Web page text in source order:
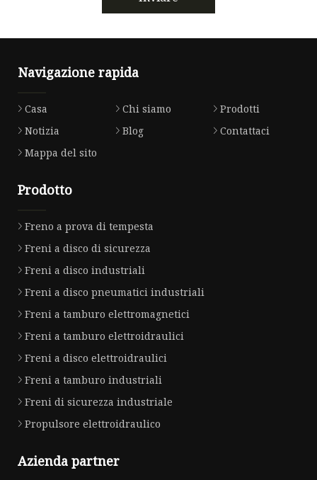
Navigazione rapida
Casa Chi siamo
Prodotti
Notizia
Blog
Contattaci
Mappa del sito
Prodotto
Freno a prova di tempesta
Freni a disco di sicurezza
Freni a disco industriali
Freni a disco pneumatici industriali
Freni a tamburo elettromagnetici
Freni a tamburo elettroidraulici
Freni a disco elettroidraulici
Freni a tamburo industriali
Freni di sicurezza industriale
Propulsore elettroidraulico
Azienda partner